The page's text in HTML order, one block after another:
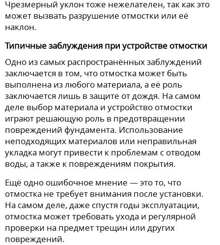
Чрезмерный уклон тоже нежелателен, так как это
может вызвать разрушение отмостки или её
наклон.
Типичные заблуждения при устройстве отмостки
Одно из самых распространённых заблуждений
заключается в том, что отмостка может быть
выполнена из любого материала, а её роль
заключается лишь в защите от дождя. На самом
деле выбор материала и устройство отмостки
играют решающую роль в предотвращении
повреждений фундамента. Использование
неподходящих материалов или неправильная
укладка могут привести к проблемам с отводом
воды, а также к повреждениям покрытия.
Ещё одно ошибочное мнение — это то, что
отмостка не требует внимания после установки.
На самом деле, даже спустя годы эксплуатации,
отмостка может требовать ухода и регулярной
проверки на предмет трещин или других
повреждений.